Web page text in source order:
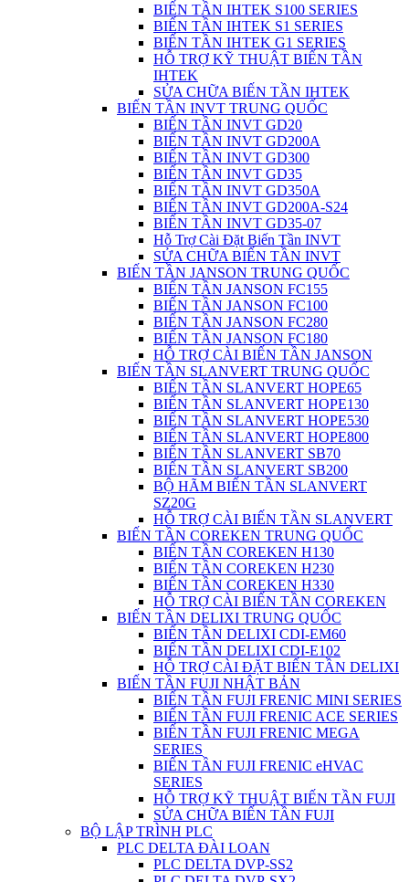
BIẾN TẦN IHTEK S100 SERIES
BIẾN TẦN IHTEK S1 SERIES
BIẾN TẦN IHTEK G1 SERIES
HỖ TRỢ KỸ THUẬT BIẾN TẦN
IHTEK
SỬA CHỮA BIẾN TẦN IHTEK
BIẾN TẦN INVT TRUNG QUỐC
BIẾN TẦN INVT GD20
BIẾN TẦN INVT GD200A
BIẾN TẦN INVT GD300
BIẾN TẦN INVT GD35
BIẾN TẦN INVT GD350A
BIẾN TẦN INVT GD200A-S24
BIẾN TẦN INVT GD35-07
Hỗ Trợ Cài Đặt Biến Tần INVT
SỬA CHỮA BIẾN TẦN INVT
BIẾN TẦN JANSON TRUNG QUỐC
BIẾN TẦN JANSON FC155
BIẾN TẦN JANSON FC100
BIẾN TẦN JANSON FC280
BIẾN TẦN JANSON FC180
HỖ TRỢ CÀI BIẾN TẦN JANSON
BIẾN TẦN SLANVERT TRUNG QUỐC
BIẾN TẦN SLANVERT HOPE65
BIẾN TẦN SLANVERT HOPE130
BIẾN TẦN SLANVERT HOPE530
BIẾN TẦN SLANVERT HOPE800
BIẾN TẦN SLANVERT SB70
BIẾN TẦN SLANVERT SB200
BỘ HÃM BIẾN TẦN SLANVERT
SZ20G
HỖ TRỢ CÀI BIẾN TẦN SLANVERT
BIẾN TẦN COREKEN TRUNG QUỐC
BIẾN TẦN COREKEN H130
BIẾN TẦN COREKEN H230
BIẾN TẦN COREKEN H330
HỖ TRỢ CÀI BIẾN TẦN COREKEN
BIẾN TẦN DELIXI TRUNG QUỐC
BIẾN TẦN DELIXI CDI-EM60
BIẾN TẦN DELIXI CDI-E102
HỖ TRỢ CÀI ĐẶT BIẾN TẦN DELIXI
BIẾN TẦN FUJI NHẬT BẢN
BIẾN TẦN FUJI FRENIC MINI SERIES
BIẾN TẦN FUJI FRENIC ACE SERIES
BIẾN TẦN FUJI FRENIC MEGA
SERIES
BIẾN TẦN FUJI FRENIC eHVAC
SERIES
HỖ TRỢ KỸ THUẬT BIẾN TẦN FUJI
SỬA CHỮA BIẾN TẦN FUJI
BỘ LẬP TRÌNH PLC
PLC DELTA ĐÀI LOAN
PLC DELTA DVP-SS2